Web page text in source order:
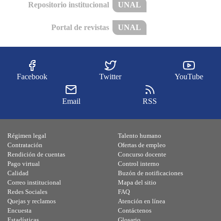
Repositorio institucional UNAL
Portal de revistas UNAL
Facebook Twitter YouTube
Email RSS
Régimen legal
Contratación
Rendición de cuentas
Pago virtual
Calidad
Talento humano
Ofertas de empleo
Concurso docente
Control interno
Buzón de notificaciones
Correo institucional
Redes Sociales
Quejas y reclamos
Encuesta
Mapa del sitio
FAQ
Atención en línea
Contáctenos